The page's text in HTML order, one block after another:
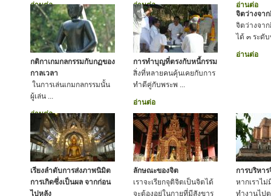
อ่านต่อ อ่านต่อ อ่านต่อ
กติกาเกมกลกรรมกับกฏของ
กาลเวลา
ในการเล่นเกมกลกรรมนั้น
ผู้เล่น ...
อ่านต่อ
การทำบุญที่ตรงกับหนี้กรรม
สิ่งที่หลายคนคุ้นเคยกับการ
ทำดีคู่กับพระพ ...
อ่านต่อ
จิตว่างจาก
จิตว่างจา
ได้ ๓ ระดั
อ่านต่อ
เรียงลำดับการส่งภาพนิมิต
การเกิดซึ่งเป็นผล จากก่อน
ไปหลัง
ลักษณะของจิต
เราจะเรียกจุติจิตเป็นจิตได้
จะต้องอยู่ในกายที่มีสังขาร
การบริหา
หากเราไ
ทำงานไป